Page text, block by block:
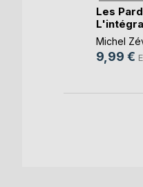
Les
Michel
9,99 €